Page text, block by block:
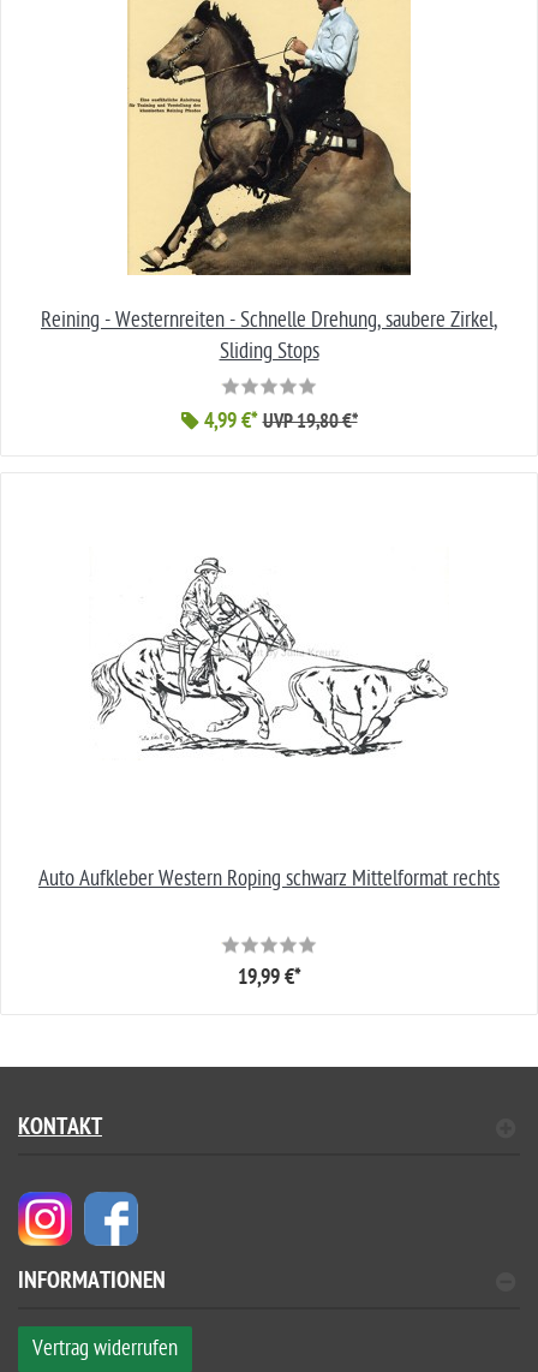
Reining - Westernreiten - Schnelle Drehung, saubere Zirkel,
Sliding Stops
4,99 €* UVP 19,80 €*
Auto Aufkleber Western Roping schwarz Mittelformat rechts
19,99 €*
KONTAKT
INFORMATIONEN
Vertrag widerrufen